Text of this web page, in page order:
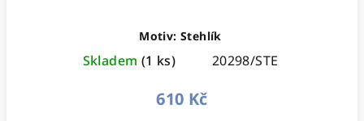
Motiv: Stehlík
Skladem (1 ks) 20298/STE
610 Kč